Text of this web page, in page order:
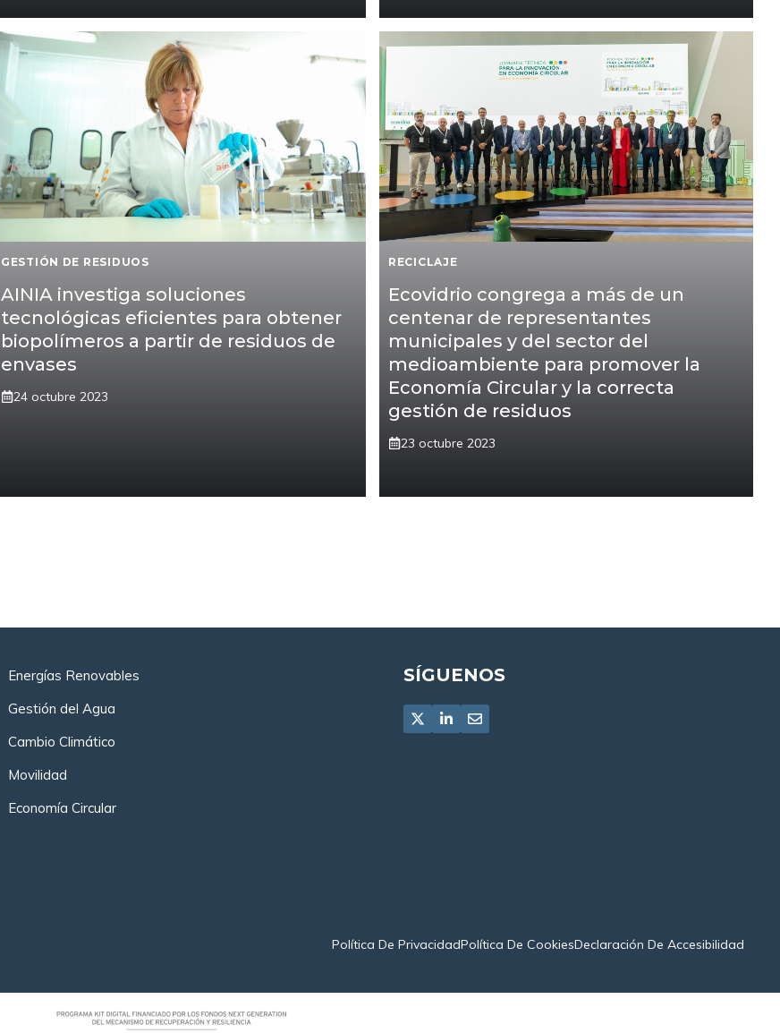
GESTIÓN DE RESIDUOS
AINIA investiga soluciones
tecnológicas eficientes para obtener
biopolímeros a partir de residuos de
envases
24 octubre 2023
RECICLAJE
Ecovidrio congrega a más de un
centenar de representantes
municipales y del sector del
medioambiente para promover la
Economía Circular y la correcta
gestión de residuos
23 octubre 2023
Energías Renovables
Gestión del Agua
Cambio Climático
Movilidad
Economía Circular
SÍGUENOS
Política De PrivacidadPolítica De CookiesDeclaración De Accesibilidad